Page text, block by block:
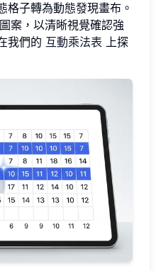
格子轉為動態發現畫布。
案，以清晰視覺確認強
我們的 互動乘法表 上探